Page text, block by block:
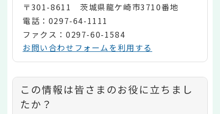
〒301-8611 茨城県龍ケ崎市3710番地
電話：0297-64-1111
ファクス：0297-60-1584
お問い合わせフォームを利用する
コ
ン
この情報は皆さまのお役に立ちまし
たか？